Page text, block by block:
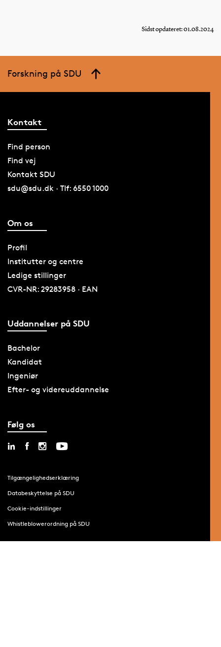
Sidst opdateret: 01.08.2024
Forskning på SDU
Kontakt
Find person
Find vej
Kontakt SDU
sdu@sdu.dk · Tlf: 6550 1000
Om os
Profil
Institutter og centre
Ledige stillinger
CVR-NR: 29283958 · EAN
Uddannelser på SDU
Bachelor
Kandidat
Ingeniør
Efter- og videreuddannelse
Følg os
Tilgængelighedserklæring
Databeskyttelse på SDU
Cookie-indstillinger
Whistleblowerordning på SDU